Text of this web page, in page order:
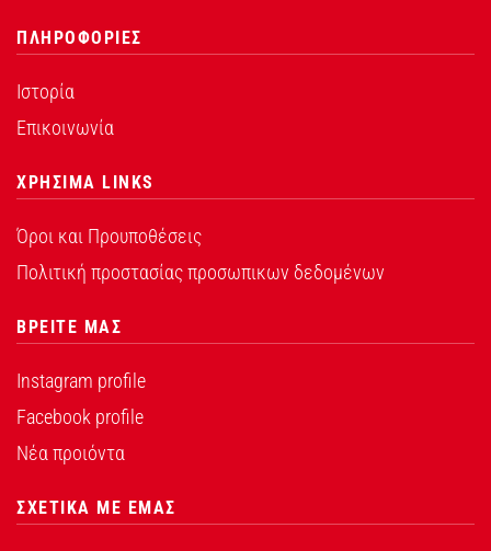
ΠΛΗΡΟΦΟΡΙΕΣ
Ιστορία
Επικοινωνία
ΧΡΗΣΙΜΑ LINKS
Όροι και Προυποθέσεις
Πολιτική προστασίας προσωπικων δεδομένων
ΒΡΕΙΤΕ ΜΑΣ
Instagram profile
Facebook profile
Νέα προιόντα
ΣΧΕΤΙΚΑ ΜΕ ΕΜΑΣ